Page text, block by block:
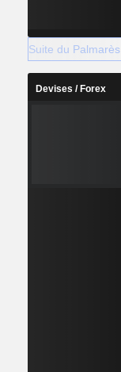
Suite du Palmarès
Devises / Forex